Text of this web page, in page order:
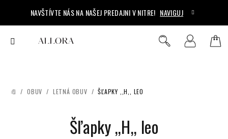
obsah
NAVŠTÍVTE NÁS NA NAŠEJ PREDAJNI V NITRE! NAVIGUJ
DOMOV
/ OBUV / LETNÁ OBUV / ŠĽAPKY ,,H,, LEO
Šľapky ,,H,, leo